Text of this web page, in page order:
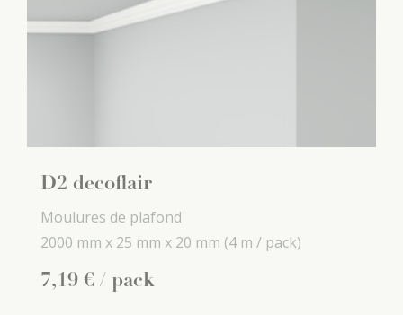
D2 decoflair
Moulures de plafond
2000 mm x 25 mm x 20 mm (4 m / pack)
7,19 € / pack